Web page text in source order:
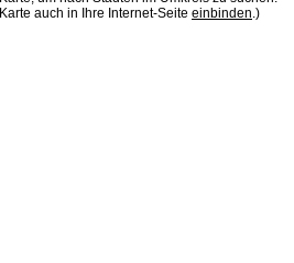
auch in Ihre Internet-Seite einbinden.)